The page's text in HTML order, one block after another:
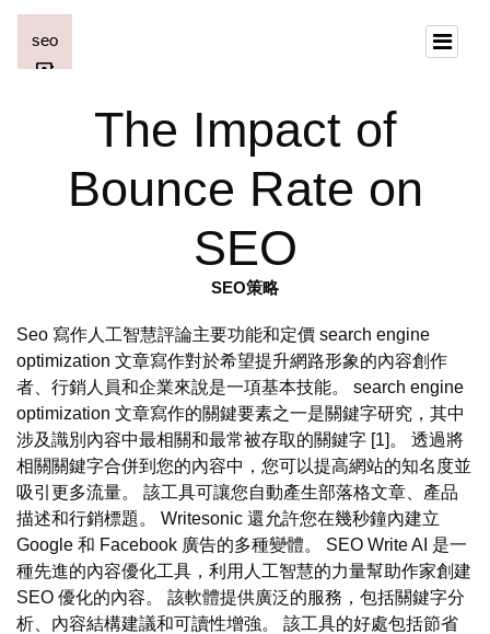
The Impact of
Bounce Rate on
SEO
SEO策略
Seo 寫作人工智慧評論主要功能和定價 search engine
optimization 文章寫作對於希望提升網路形象的內容創作
者、行銷人員和企業來說是一項基本技能。 search engine
optimization 文章寫作的關鍵要素之一是關鍵字研究，其中
涉及識別內容中最相關和最常被存取的關鍵字 [1]。 透過將
相關關鍵字合併到您的內容中，您可以提高網站的知名度並
吸引更多流量。 該工具可讓您自動產生部落格文章、產品
描述和行銷標題。 Writesonic 還允許您在幾秒鐘內建立
Google 和 Facebook 廣告的多種變體。 SEO Write AI 是一
種先進的內容優化工具，利用人工智慧的力量幫助作家創建
SEO 優化的內容。 該軟體提供廣泛的服務，包括關鍵字分
析、內容結構建議和可讀性增強。 該工具的好處包括節省